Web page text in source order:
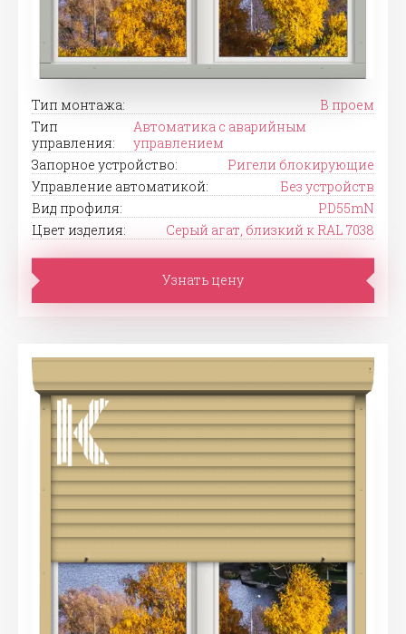
Тип монтажа:
В проем
Тип
управления:
Автоматика с аварийным
управлением
Запорное устройство:
Ригели блокирующие
Управление автоматикой:
Без устройств
Вид профиля:
PD55mN
Цвет изделия:
Серый агат, близкий к RAL 7038
Узнать цену